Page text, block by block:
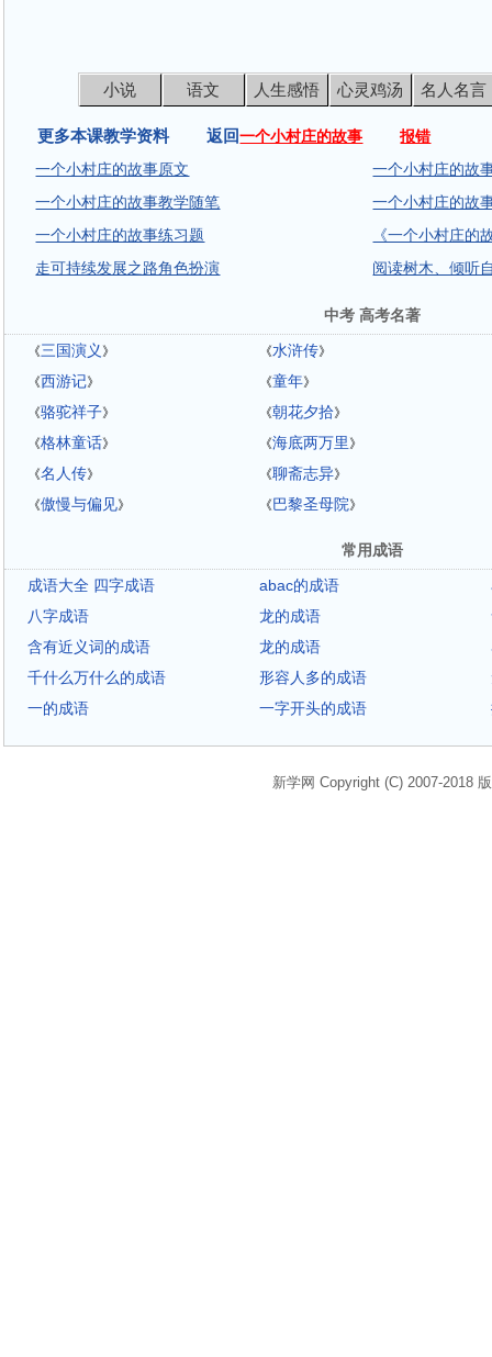
小说 语文 人生感悟 心灵鸡汤 名人名言
更多本课教学资料 返回一个小村庄的故事
报错
一个小村庄的故事原文
一个小村庄的故
一个小村庄的故事教学随笔
一个小村庄的故
一个小村庄的故事练习题
《一个小村庄的
走可持续发展之路角色扮演
阅读树木、倾听
中考 高考名著
《三国演义 》 《水浒传》
《西游记》 《童年》
《骆驼祥子》 《朝花夕拾》
《格林童话》 《海底两万里 》
《名人传》 《聊斋志异》
《傲慢与偏见》 《巴黎圣母院》
常用成语
成语大全 四字成语
abac的成语
八字成语
龙的成语
含有近义词的成语
龙的成语
千什么万什么的成语
形容人多的成语
一的成语
一字开头的成语
新学网 Copyright (C) 2007-2018